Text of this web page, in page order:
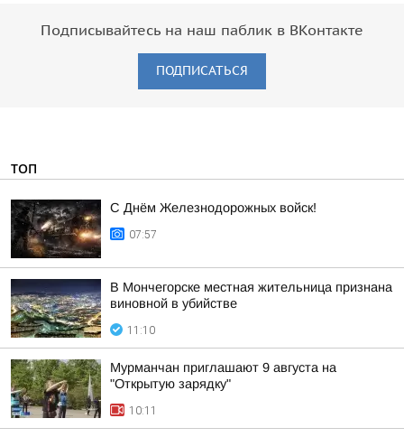
Подписывайтесь на наш паблик в ВКонтакте
ПОДПИСАТЬСЯ
ТОП
С Днём Железнодорожных войск!
07:57
В Мончегорске местная жительница признана
виновной в убийстве
11:10
Мурманчан приглашают 9 августа на
"Открытую зарядку"
10:11